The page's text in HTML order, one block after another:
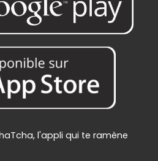
9
,
0
0
€
.
l'appli qui te ramène